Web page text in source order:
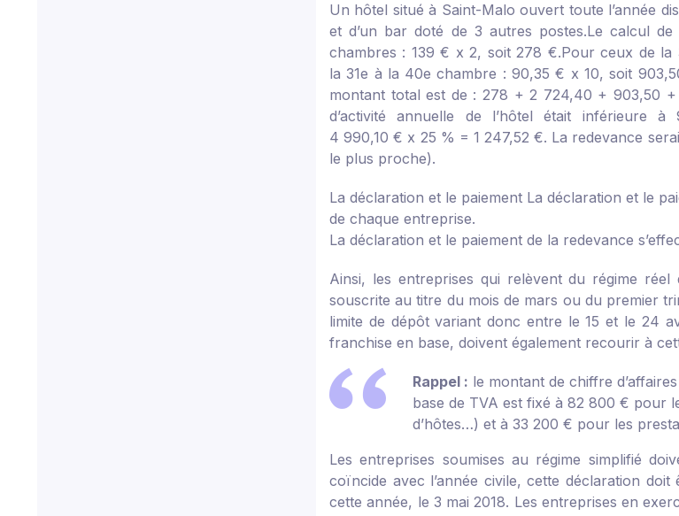
Un hôtel situé à Saint-Malo ouvert toute l’année
et d’un bar doté de 3 autres postes.Le calcul
chambres : 139 € x 2, soit 278 €.Pour ceux de la
la 31e à la 40e chambre : 90,35 € x 10, soit
montant total est de : 278 + 2 724,40 + 903,50
d’activité annuelle de l’hôtel était inférieure
4 990,10 € x 25 % = 1 247,52 €. La redevance
le plus proche).
La déclaration et le paiement La déclaration et le
de chaque entreprise.
La déclaration et le paiement de la redevance
Ainsi, les entreprises qui relèvent du régime
souscrite au titre du mois de mars ou du premier
limite de dépôt variant donc entre le 15 et le 24
franchise en base, doivent également recourir à
Rappel : le montant de chiffre
base de TVA est fixé à 82 800 € pour
d’hôtes…) et à 33 200 € pour les
Les entreprises soumises au régime simplifié
coïncide avec l’année civile, cette déclaration
cette année, le 3 mai 2018. Les entreprises en